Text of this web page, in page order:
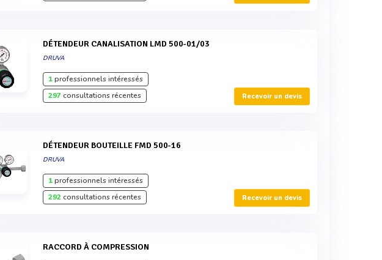
DÉTENDEUR CANALISATION LMD 500-01/03
DRUVA
1professionnels intéressés
297consultations récentes Recevoir un devis
DÉTENDEUR BOUTEILLE FMD 500-16
DRUVA
1professionnels intéressés
292consultations récentes Recevoir un devis
RACCORD À COMPRESSION